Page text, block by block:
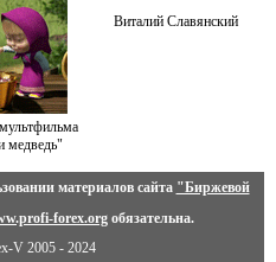
медведь"
Виталий Славянский
материалов сайта "Биржевой
forex.orgобязательна.
V 2005 - 2024